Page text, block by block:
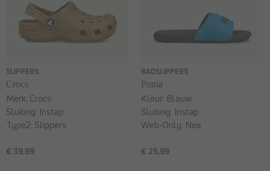
SLIPPERS
Crocs
€ 39,99
Merk: Crocs
Sluiting: Instap
Type2: Slippers
BADSLIPPERS
Puma
€ 25,99
Kleur: Blauw
Sluiting: Instap
Web-Only: Nee